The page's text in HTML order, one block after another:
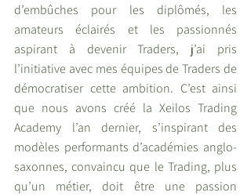
d’embûches pour les diplômés, les
amateurs éclairés et les passionnés
aspirant à devenir Traders, j’ai pris
l’initiative avec mes équipes de Traders de
démocratiser cette ambition. C’est ainsi
que nous avons créé la Xeilos Trading
Academy l’an dernier, s’inspirant des
modèles performants d’académies anglo-
saxonnes, convaincu que le Trading, plus
qu’un métier, doit être une passion